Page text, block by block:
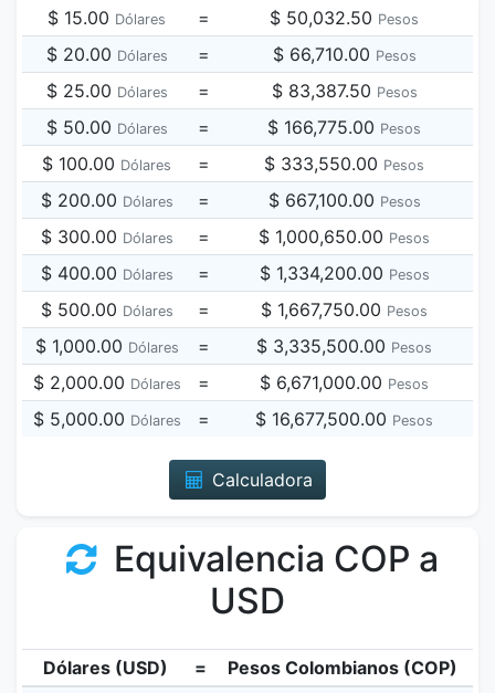
$ 15.00 Dólares = $ 50,032.50 Pesos
$ 20.00 Dólares = $ 66,710.00 Pesos
$ 25.00 Dólares = $ 83,387.50 Pesos
$ 50.00 Dólares = $ 166,775.00 Pesos
$ 100.00 Dólares = $ 333,550.00 Pesos
$ 200.00 Dólares = $ 667,100.00 Pesos
$ 300.00 Dólares = $ 1,000,650.00 Pesos
$ 400.00 Dólares = $ 1,334,200.00 Pesos
$ 500.00 Dólares = $ 1,667,750.00 Pesos
$ 1,000.00 Dólares = $ 3,335,500.00 Pesos
$ 2,000.00 Dólares = $ 6,671,000.00 Pesos
$ 5,000.00 Dólares = $ 16,677,500.00 Pesos
Calculadora
Equivalencia COP a
USD
Dólares (USD) =
Pesos Colombianos (COP)